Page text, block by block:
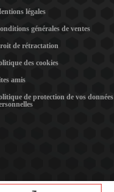
légales
générales de ventes
de rétractation
des cookies
amis
de protection de vos données